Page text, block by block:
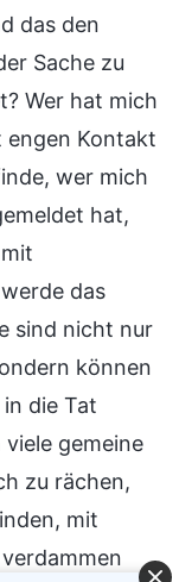
das den
Sache zu
Wer hat mich
engen Kontakt
wer mich
hat,
das
sind nicht nur
können
die Tat
gemeine
zu rächen,
mit